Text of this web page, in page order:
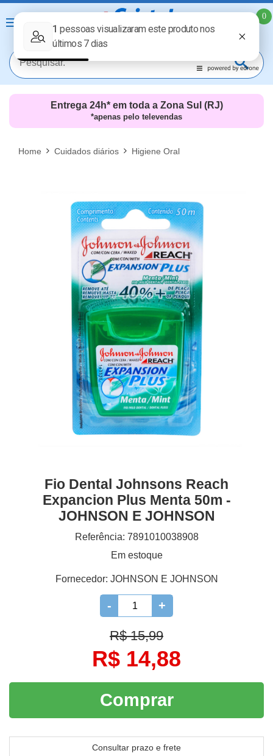
0
MAIS RESULTADOS
Entrega 24h* em toda a Zona Sul (RJ)
*apenas pelo televendas
Home Cuidados diários Higiene Oral
Fio Dental Johnsons Reach
Expancion Plus Menta 50m -
JOHNSON E JOHNSON
Referência: 7891010038908
Em estoque
Fornecedor: JOHNSON E JOHNSON
- +
R$ 15,99
R$ 14,88
Comprar
Consultar prazo e frete